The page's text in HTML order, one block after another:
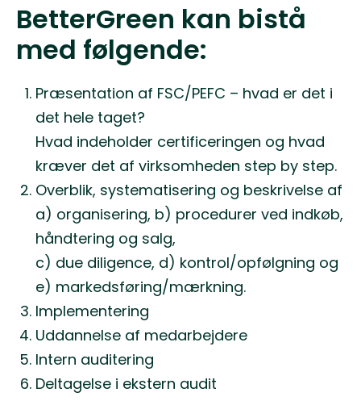
BetterGreen kan bistå
med følgende:
Præsentation af FSC/PEFC – hvad er det i
det hele taget?
Hvad indeholder certificeringen og hvad
kræver det af virksomheden step by step.
Overblik, systematisering og beskrivelse af
a) organisering, b) procedurer ved indkøb,
håndtering og salg,
c) due diligence, d) kontrol/opfølgning og
e) markedsføring/mærkning.
Implementering
Uddannelse af medarbejdere
Intern auditering
Deltagelse i ekstern audit